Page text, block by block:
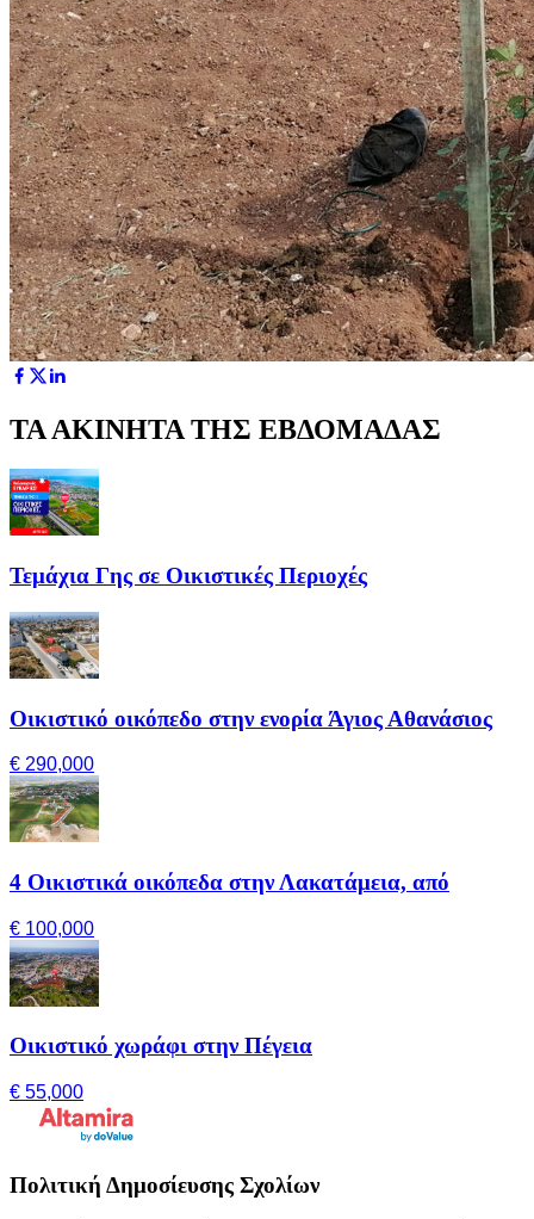
ΤΑ ΑΚΙΝΗΤΑ ΤΗΣ ΕΒΔΟΜΑΔΑΣ
Τεμάχια Γης σε Οικιστικές Περιοχές
Οικιστικό οικόπεδο στην ενορία Άγιος Αθανάσιος
€ 290,000
4 Οικιστικά οικόπεδα στην Λακατάμεια, από
€ 100,000
Οικιστικό χωράφι στην Πέγεια
€ 55,000
Πολιτική Δημοσίευσης Σχολίων